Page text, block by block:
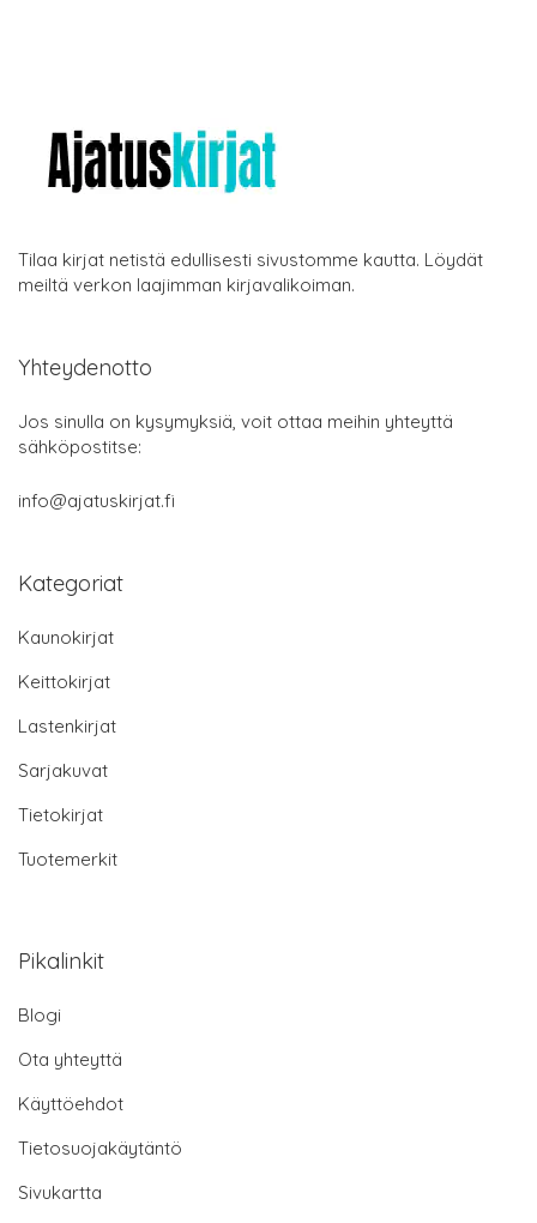
Tilaa kirjat netistä edullisesti sivustomme kautta. Löydät
meiltä verkon laajimman kirjavalikoiman.
Yhteydenotto
Jos sinulla on kysymyksiä, voit ottaa meihin yhteyttä
sähköpostitse:
info@ajatuskirjat.fi
Kategoriat
Kaunokirjat
Keittokirjat
Lastenkirjat
Sarjakuvat
Tietokirjat
Tuotemerkit
Pikalinkit
Blogi
Ota yhteyttä
Käyttöehdot
Tietosuojakäytäntö
Sivukartta